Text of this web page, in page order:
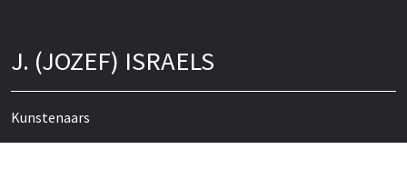
J. (JOZEF) ISRAELS
Kunstenaars